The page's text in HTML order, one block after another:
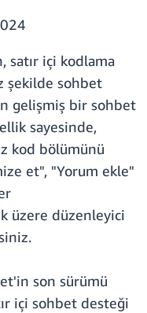
satır içi kodlama
şekilde sohbet
gelişmiş bir sohbet
sayesinde,
kod bölümünü
et", "Yorum ekle"
üzere düzenleyici
son sürümü
içi sohbet desteği